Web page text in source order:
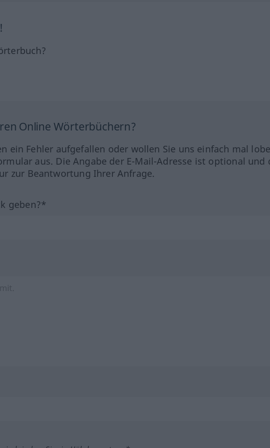
Online Wörterbüchern?
ein Fehler aufgefallen oder wollen Sie uns einfach mal
aus. Die Angabe der E-Mail-Adresse ist optional und
zur Beantwortung Ihrer Anfrage.
geben?*